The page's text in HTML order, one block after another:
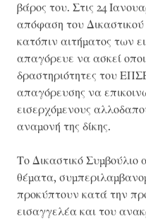
βάρος του. Στις 24
απόφαση του Δικαστικού
κατόπιν αιτήματος των
απαγόρευε να ασκεί
δραστηριότητες του
απαγόρευσης να
εισερχόμενους
αναμονή της δίκης.
Το Δικαστικό Συμβούλιο
θέματα,
προκύπτουν κατά την
εισαγγελέα και του